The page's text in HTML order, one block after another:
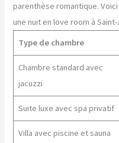
parenthèse romantique.
une nuit en love room à
Type de chambre
Chambre standard avec
jacuzzi
Suite luxe avec spa privatif
Villa avec piscine et sauna